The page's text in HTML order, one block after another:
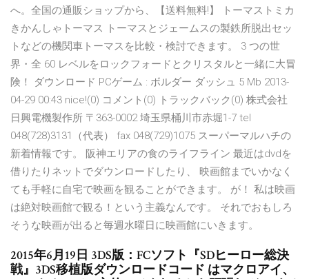
へ。全国の通販ショップから、【送料無料!】 トーマストミカ
きかんしゃトーマス トーマスとジェームスの製鉄所脱出セッ
トなどの機関車トーマスを比較・検討できます。 3 つの世
界・全 60 レベルをロックフォードとクリスタルと一緒に大冒
険！ ダウンロード PCゲーム : ボルダー ダッシュ 5 Mb 2013-
04-29 00:43 nice!(0) コメント(0) トラックバック(0) 株式会社
日興電機製作所 〒363-0002 埼玉県桶川市赤堀1-7 tel
048(728)3131（代表） fax 048(729)1075 スーパーマルハチの
新着情報です。 阪神エリアの食のライフライン 最近はdvdを
借りたりネットでダウンロードしたり、 映画館までいかなく
ても手軽に自宅で映画を観ることができます。 が！ 私は映画
は絶対映画館で観る！という主義なんです。 それでおもしろ
そうな映画が出ると毎週水曜日に映画館にいきます。
2015年6月19日 3DS版：FCソフト『SDヒーロー総決
戦』3DS移植版ダウンロードコード はマクロアイ、